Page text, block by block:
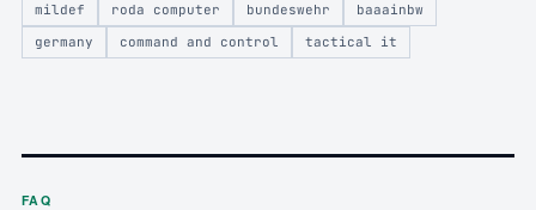
mildef roda computer bundeswehr
baaainbw
germany
command and control tactical it
FAQ